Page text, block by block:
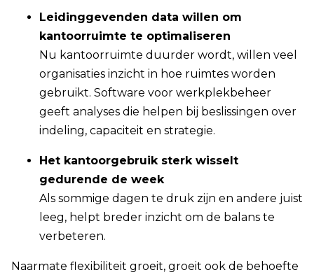
Leidinggevenden data willen om
kantoorruimte te optimaliseren
Nu kantoorruimte duurder wordt, willen veel
organisaties inzicht in hoe ruimtes worden
gebruikt. Software voor werkplekbeheer
geeft analyses die helpen bij beslissingen over
indeling, capaciteit en strategie.
Het kantoorgebruik sterk wisselt
gedurende de week
Als sommige dagen te druk zijn en andere juist
leeg, helpt breder inzicht om de balans te
verbeteren.
Naarmate flexibiliteit groeit, groeit ook de behoefte